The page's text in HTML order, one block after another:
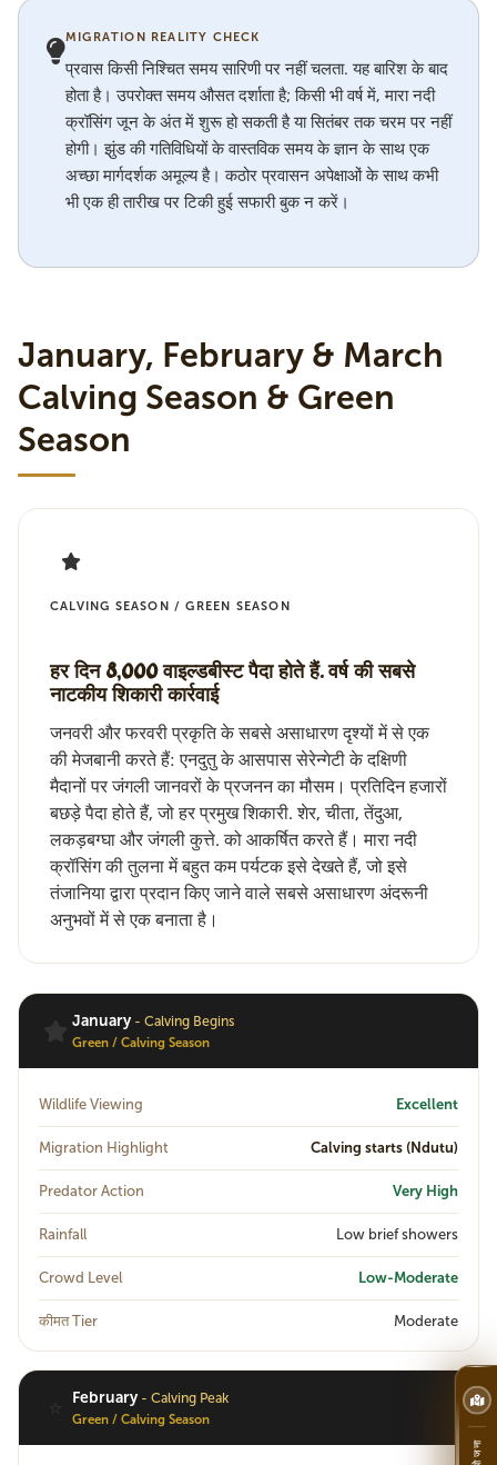
MIGRATION REALITY CHECK
प्रवास किसी निश्चित समय सारिणी पर नहीं चलता. यह बारिश के बाद
होता है। उपरोक्त समय औसत दर्शाता है; किसी भी वर्ष में, मारा नदी
क्रॉसिंग जून के अंत में शुरू हो सकती है या सितंबर तक चरम पर नहीं
होगी। झुंड की गतिविधियों के वास्तविक समय के ज्ञान के साथ एक
अच्छा मार्गदर्शक अमूल्य है। कठोर प्रवासन अपेक्षाओं के साथ कभी
भी एक ही तारीख पर टिकी हुई सफारी बुक न करें।
January, February & March
Calving Season & Green
Season
CALVING SEASON / GREEN SEASON
हर दिन 8,000 वाइल्डबीस्ट पैदा होते हैं. वर्ष की सबसे
नाटकीय शिकारी कार्रवाई
जनवरी और फरवरी प्रकृति के सबसे असाधारण दृश्यों में से एक
की मेजबानी करते हैं: एनदुतु के आसपास सेरेन्गेटी के दक्षिणी
मैदानों पर जंगली जानवरों के प्रजनन का मौसम। प्रतिदिन हजारों
बछड़े पैदा होते हैं, जो हर प्रमुख शिकारी. शेर, चीता, तेंदुआ,
लकड़बग्घा और जंगली कुत्ते. को आकर्षित करते हैं। मारा नदी
क्रॉसिंग की तुलना में बहुत कम पर्यटक इसे देखते हैं, जो इसे
तंजानिया द्वारा प्रदान किए जाने वाले सबसे असाधारण अंदरूनी
अनुभवों में से एक बनाता है।
January - Calving Begins
Green / Calving Season
Wildlife Viewing Excellent
Migration Highlight Calving starts (Ndutu)
Predator Action Very High
Rainfall Low brief showers
Crowd Level Low-Moderate
कीमत Tier Moderate
February - Calving Peak
Green / Calving Season